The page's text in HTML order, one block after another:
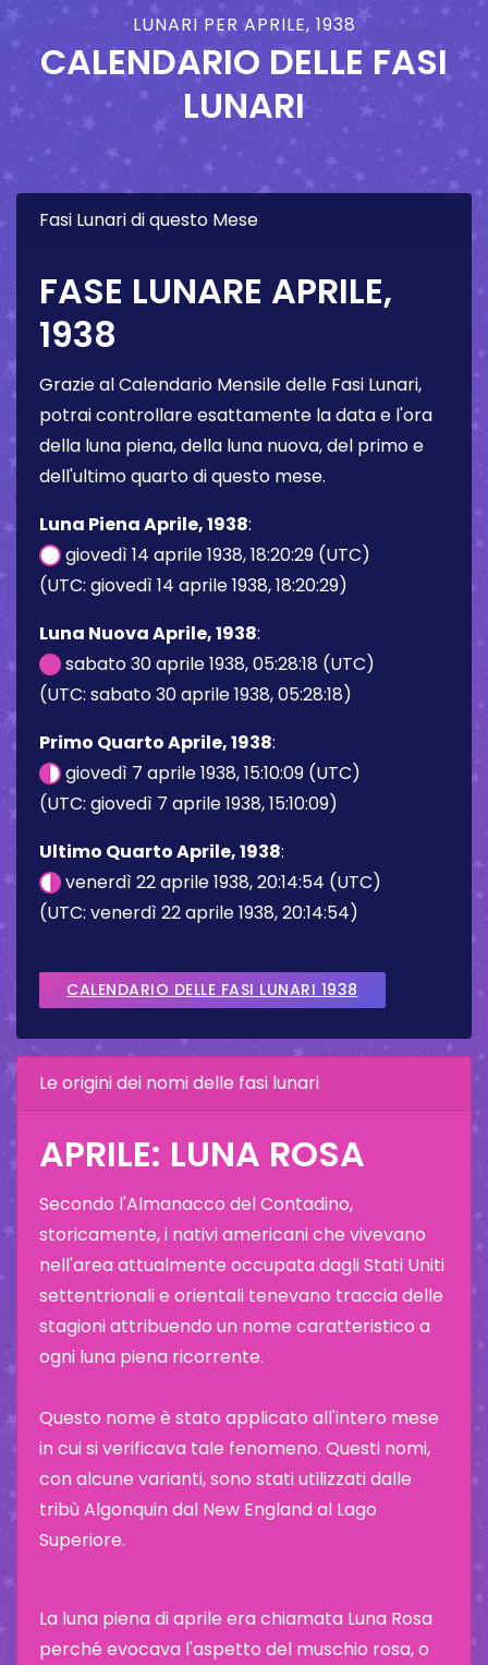
LUNARI PER APRILE, 1938
CALENDARIO DELLE FASI
LUNARI
Fasi Lunari di questo Mese
FASE LUNARE APRILE,
1938
Grazie al Calendario Mensile delle Fasi Lunari,
potrai controllare esattamente la data e l'ora
della luna piena, della luna nuova, del primo e
dell'ultimo quarto di questo mese.
Luna Piena Aprile, 1938:
giovedì 14 aprile 1938, 18:20:29 (UTC)
(UTC: giovedì 14 aprile 1938, 18:20:29)
Luna Nuova Aprile, 1938:
sabato 30 aprile 1938, 05:28:18 (UTC)
(UTC: sabato 30 aprile 1938, 05:28:18)
Primo Quarto Aprile, 1938:
giovedì 7 aprile 1938, 15:10:09 (UTC)
(UTC: giovedì 7 aprile 1938, 15:10:09)
Ultimo Quarto Aprile, 1938:
venerdì 22 aprile 1938, 20:14:54 (UTC)
(UTC: venerdì 22 aprile 1938, 20:14:54)
CALENDARIO DELLE FASI LUNARI 1938
Le origini dei nomi delle fasi lunari
APRILE: LUNA ROSA
Secondo l'Almanacco del Contadino,
storicamente, i nativi americani che vivevano
nell'area attualmente occupata dagli Stati Uniti
settentrionali e orientali tenevano traccia delle
stagioni attribuendo un nome caratteristico a
ogni luna piena ricorrente.
Questo nome è stato applicato all'intero mese
in cui si verificava tale fenomeno. Questi nomi,
con alcune varianti, sono stati utilizzati dalle
tribù Algonquin dal New England al Lago
Superiore.
La luna piena di aprile era chiamata Luna Rosa
perché evocava l'aspetto del muschio rosa, o